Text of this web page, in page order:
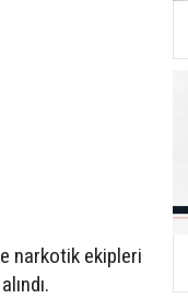
narkotik ekipleri